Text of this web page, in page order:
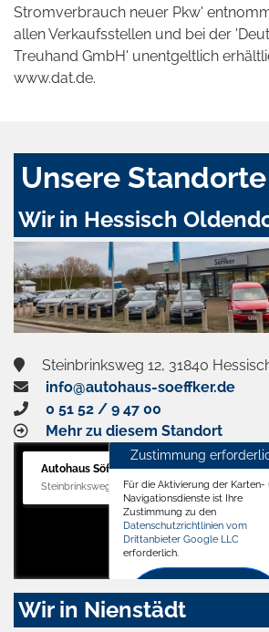
Stromverbrauch neuer Pkw'
allen Verkaufsstellen und bei der
Treuhand GmbH' unentgeltlich
www.dat.de.
Unsere Standorte
Wir in Hessisch
Steinbrinksweg 12, 31840
info@autohaus-soeffker.de
0 51 52 / 9 47 00
Mehr zu diesem Standort
Autohaus Söffker GmbH
Steinbrinksweg 12, 31840 Hessisch Oldendorf
Zustimmung
Für die Aktivierung der Karten-
Navigationsdienste ist Ihre
Zustimmung zu den
Datenschutzrichtlinien vom
Drittanbieter Google LLC
erforderlich.
Zustimmen
Wir in Nienstädt